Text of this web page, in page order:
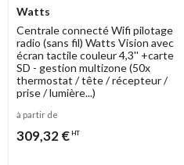
Watts
Centrale connecté Wifi pilotage
radio (sans fil) Watts Vision avec
écran tactile couleur 4,3'' +carte
SD - gestion multizone (50x
thermostat / tête / récepteur /
prise / lumière...)
à partir de
309,32 € HT